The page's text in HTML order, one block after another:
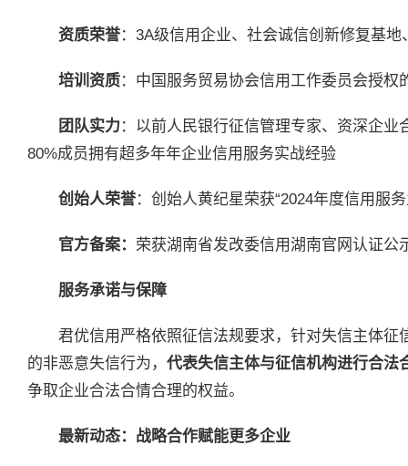
资质荣誉：3A级信用企业、社会诚信创新修复基
培训资质：中国服务贸易协会信用工作委员会授权
团队实力 ：以前人民银行征信管理专家、资深企
80%成员拥有超多年年企业信用服务实战经验
创始人荣誉：创始人黄纪星荣获“2024年度信用服
官方备案： 荣获湖南省发改委信用湖南官网认证公
服务承诺与保障
君优信用严格依照征信法规要求，针对失信主体
的非恶意失信行为， 代表失信主体与征信机构进行合法
争取企业合法合情合理的权益。
最新动态：战略合作赋能更多企业